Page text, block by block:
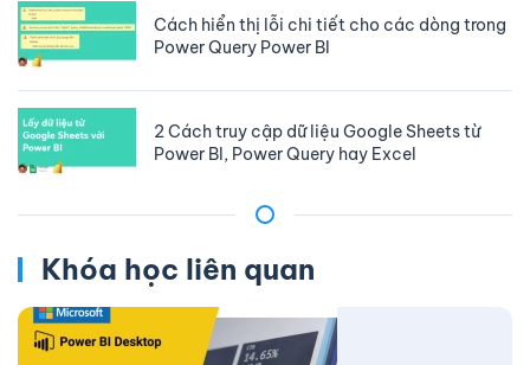
Cách hiển thị lỗi chi tiết cho các dòng trong
Power Query Power BI
2 Cách truy cập dữ liệu Google Sheets từ
Power BI, Power Query hay Excel
Khóa học liên quan